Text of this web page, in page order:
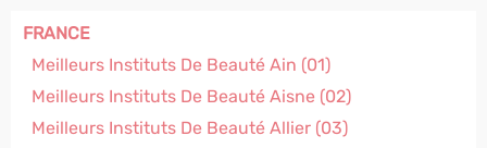
FRANCE
Meilleurs Instituts De Beauté Ain (01)
Meilleurs Instituts De Beauté Aisne (02)
Meilleurs Instituts De Beauté Allier (03)